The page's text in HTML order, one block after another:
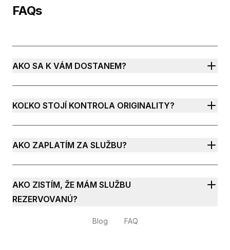
FAQs
AKO SA K VÁM DOSTANEM?
KOĽKO STOJÍ KONTROLA ORIGINALITY?
AKO ZAPLATÍM ZA SLUŽBU?
AKO ZISTÍM, ŽE MÁM SLUŽBU
REZERVOVANÚ?
Blog FAQ